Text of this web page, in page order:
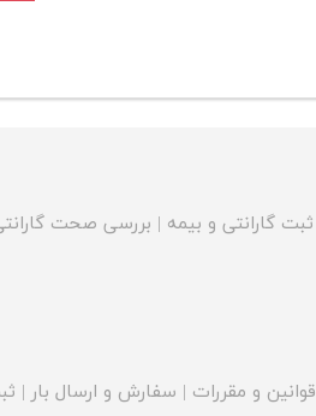
ثبت گارانتی و بیمه | بررسی صحت
قوانین و مقررات | سفارش و ارسال بار |